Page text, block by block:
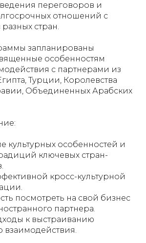
переговоров и
отношений с
стран.
запланированы
особенностям
с партнерами из
Турции, Королевства
Объединенных Арабских
культурных особенностей и
ключевых стран-
кросс-культурной
посмотреть на свой бизнес
партнера.
к выстраиванию
взаимодействия.